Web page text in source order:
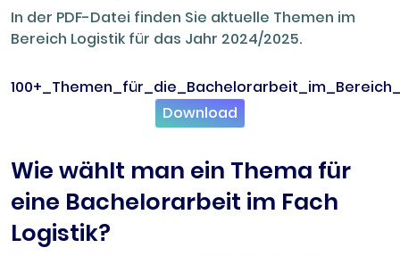
In der PDF-Datei finden Sie aktuelle Themen im
Bereich Logistik für das Jahr 2024/2025.
Download
Wie wählt man ein Thema für
eine Bachelorarbeit im Fach
Logistik?